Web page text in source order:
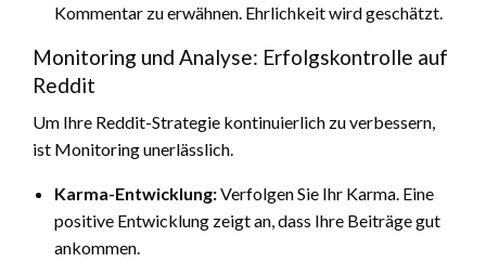
Kommentar zu erwähnen. Ehrlichkeit wird geschätzt.
Monitoring und Analyse: Erfolgskontrolle auf
Reddit
Um Ihre Reddit-Strategie kontinuierlich zu verbessern,
ist Monitoring unerlässlich.
Karma-Entwicklung:Verfolgen Sie Ihr Karma. Eine
positive Entwicklung zeigt an, dass Ihre Beiträge gut
ankommen.